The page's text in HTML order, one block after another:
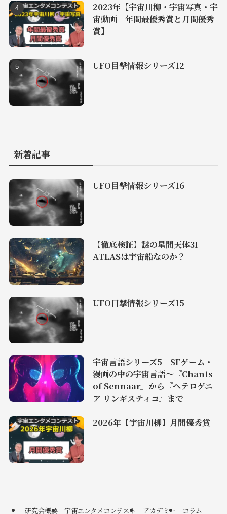
2023年【宇宙川柳・宇宙写真・宇
宙動画 年間最優秀賞と月間優秀
賞】
UFO目撃情報シリーズ12
新着記事
UFO目撃情報シリーズ16
【徹底検証】謎の星間天体3I
ATLASは宇宙船なのか？
UFO目撃情報シリーズ15
宇宙言語シリーズ5 SFゲーム・
漫画の中の宇宙言語〜『Chants
of Sennaar』から『ヘテロゲニ
ア リンギスティコ』まで
2026年【宇宙川柳】月間優秀賞
研究会概要 宇宙エンタメコンテスト アカデミー コラム